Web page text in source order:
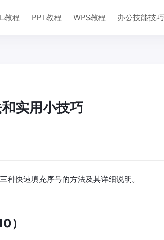
教程 PPT教程 WPS教程 办公技能技巧
实用小技巧
快速填充序号的方法及其详细说明。
）